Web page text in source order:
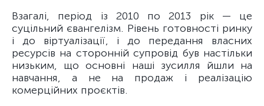
Взагалі, період із 2010 по 2013 рік — це
суцільний євангелізм. Рівень готовності ринку
і до віртуалізації, і до передання власних
ресурсів на сторонній супровід був настільки
низьким, що основні наші зусилля йшли на
навчання, а не на продаж і реалізацію
комерційних проєктів.